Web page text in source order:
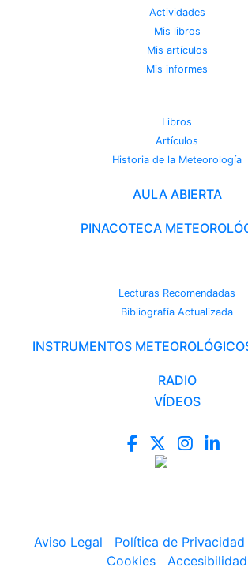
Actividades
Mis libros
Mis artículos
Mis informes
Libros
Artículos
Historia de la Meteorología
AULA ABIERTA
PINACOTECA
Lecturas Recomendadas
Bibliografía Actualizada
INSTRUMENTOS
RADIO
VÍDEOS
Aviso Legal Política de Privacidad
Cookies
Accesibilidad